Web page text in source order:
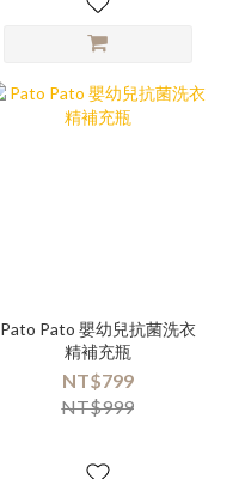
Pato Pato 嬰幼兒抗菌洗衣
精補充瓶
NT$799
NT$999